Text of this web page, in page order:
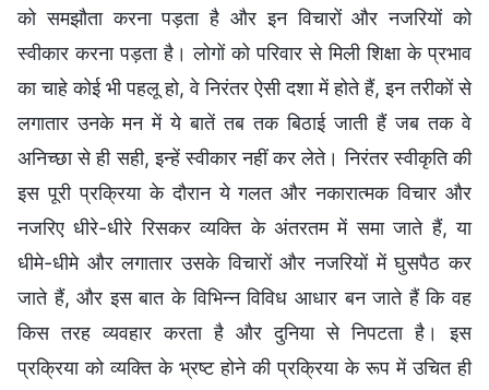
को समझौता करना पड़ता है और इन विचारों और नजरियों को
स्वीकार करना पड़ता है। लोगों को परिवार से मिली शिक्षा के प्रभाव
का चाहे कोई भी पहलू हो, वे निरंतर ऐसी दशा में होते हैं, इन तरीकों से
लगातार उनके मन में ये बातें तब तक बिठाई जाती हैं जब तक वे
अनिच्छा से ही सही, इन्हें स्वीकार नहीं कर लेते। निरंतर स्वीकृति की
इस पूरी प्रक्रिया के दौरान ये गलत और नकारात्मक विचार और
नजरिए धीरे-धीरे रिसकर व्यक्ति के अंतरतम में समा जाते हैं, या
धीमे-धीमे और लगातार उसके विचारों और नजरियों में घुसपैठ कर
जाते हैं, और इस बात के विभिन्न विविध आधार बन जाते हैं कि वह
किस तरह व्यवहार करता है और दुनिया से निपटता है। इस
प्रक्रिया को व्यक्ति के भ्रष्ट होने की प्रक्रिया के रूप में उचित ही